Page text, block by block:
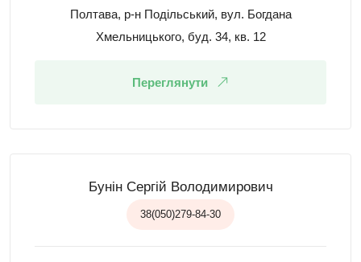
Полтава, р-н Подільський, вул. Богдана
Хмельницького, буд. 34, кв. 12
Переглянути
Бунін Сергій Володимирович
38(050)279-84-30